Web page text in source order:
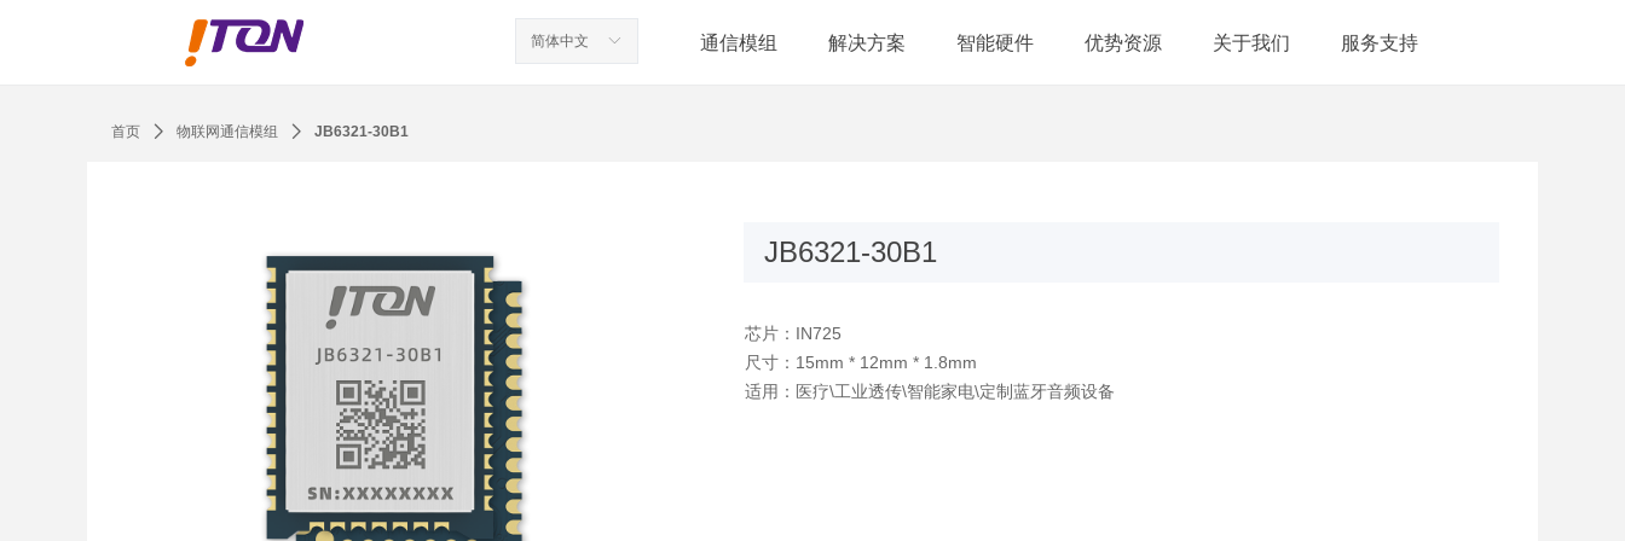
ꀅ
简体中文 通信模组 解决方案 智能硬件 优势资源 关于我们 服务支持
首页 ꄲ 物联网通信模组 ꄲ JB6321-30B1
芯片：IN725
尺寸：15mm * 12mm * 1.8mm
适用：医疗\工业透传\智能家电\定制蓝牙音频设备
JB6321-30B1